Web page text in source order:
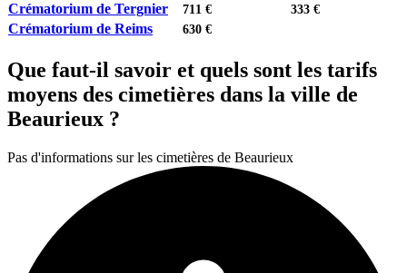
Crématorium de Tergnier
711 € 333 €
Crématorium de Reims 630 €
Que faut-il savoir et quels sont les tarifs
moyens des cimetières dans la ville de
Beaurieux ?
Pas d'informations sur les cimetières de Beaurieux